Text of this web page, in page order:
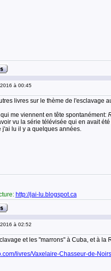
à 00:45
livres sur le thème de l'esclavage
me viennent en tête spontanément:
vu la série télévisée qui en avait
j'ai lu il y a quelques années.
http://jai-lu.blogspot.ca
à 02:52
et les "marrons" à Cuba, et à la
livres/Vaxelaire-Chasseur-de-